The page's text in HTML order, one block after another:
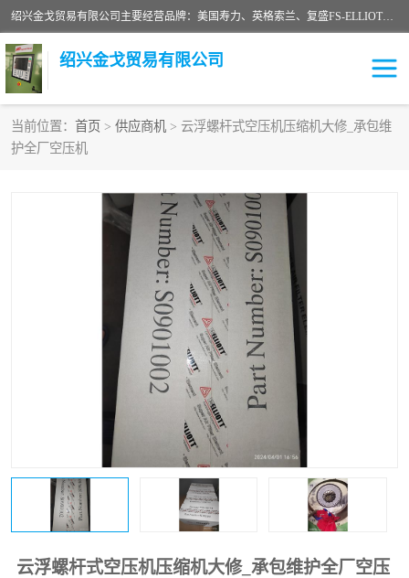
绍兴金戈贸易有限公司主要经营品牌：美国寿力、英格索兰、复盛FS-ELLIOTT，库伯COOPER、阿特拉斯等品牌空压机及配件销售；承接全厂空气压缩机管理、维护保养；节能改造；气体干燥机销售、维护、维修、保养。销售各种品牌空压机空气滤芯、油滤芯、油气分离器；精密过滤器滤芯；除油雾滤芯；抽真空滤芯，消音器，疏水器。劳务承接：全厂空压机维修保养工程，安装工程；移机或汰换工程；节能改造工程等。
绍兴金戈贸易有限公司
当前位置： 首页 > 供应商机 > 云浮螺杆式空压机压缩机大修_承包维
护全厂空压机
云浮螺杆式空压机压缩机大修_承包维护全厂空压
二手空压机
英格索兰配件
闽台富源特种陶瓷
美国寿力空压机零部件 英格索兰离心机空滤芯
英格索兰COOPER离心机 库伯卡麦隆离心机零件
微电脑控制器 离心式压缩机高速转子组
复盛离心机零件 中冷耐高温气侧密封胶垫
空气过滤器 阿特拉斯
冷却器 复盛FS-elliott离心机零件
CAMERON空压机维修 CAMERON空压机显示屏